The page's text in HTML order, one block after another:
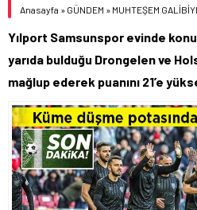
Anasayfa » GÜNDEM » MUHTEŞEM
Yılport Samsunspor evinde
yarıda bulduğu Drongelen ve
mağlup ederek puanını 21’e